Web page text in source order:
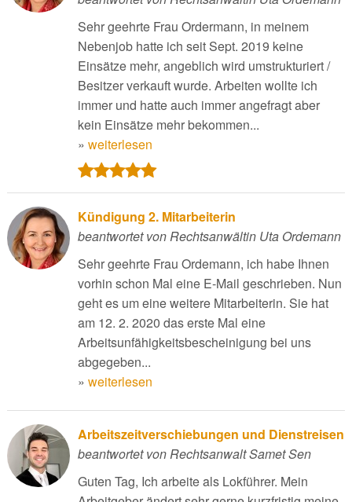
Sehr geehrte Frau Ordermann, in meinem
Nebenjob hatte ich seit Sept. 2019 keine
Einsätze mehr, angeblich wird umstrukturiert /
Besitzer verkauft wurde. Arbeiten wollte ich
immer und hatte auch immer angefragt aber
kein Einsätze mehr bekommen...
» weiterlesen
Kündigung 2. Mitarbeiterin
beantwortet von Rechtsanwältin Uta Ordemann
Sehr geehrte Frau Ordemann, ich habe Ihnen
vorhin schon Mal eine E-Mail geschrieben. Nun
geht es um eine weitere Mitarbeiterin. Sie hat
am 12. 2. 2020 das erste Mal eine
Arbeitsunfähigkeitsbescheinigung bei uns
abgegeben...
» weiterlesen
Arbeitszeitverschiebungen und Dienstreisen
beantwortet von Rechtsanwalt Samet Sen
Guten Tag, Ich arbeite als Lokführer. Mein